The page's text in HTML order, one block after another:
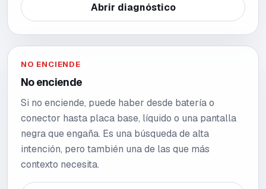
Abrir diagnóstico
NO ENCIENDE
No enciende
Si no enciende, puede haber desde batería o
conector hasta placa base, líquido o una pantalla
negra que engaña. Es una búsqueda de alta
intención, pero también una de las que más
contexto necesita.